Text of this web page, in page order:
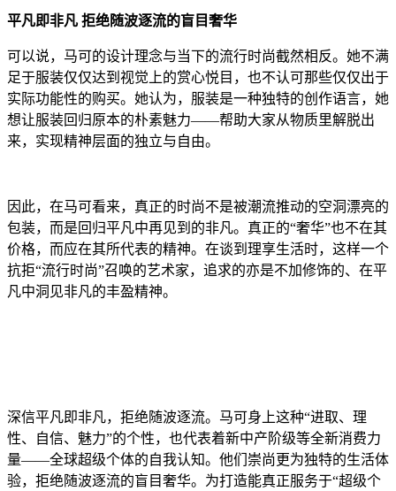
平凡即非凡 拒绝随波逐流的盲目奢华
可以说，马可的设计理念与当下的流行时尚截然相反。她不满
足于服装仅仅达到视觉上的赏心悦目，也不认可那些仅仅出于
实际功能性的购买。她认为，服装是一种独特的创作语言，她
想让服装回归原本的朴素魅力——帮助大家从物质里解脱出
来，实现精神层面的独立与自由。
因此，在马可看来，真正的时尚不是被潮流推动的空洞漂亮的
包装，而是回归平凡中再见到的非凡。真正的“奢华”也不在其
价格，而应在其所代表的精神。在谈到理享生活时，这样一个
抗拒“流行时尚”召唤的艺术家，追求的亦是不加修饰的、在平
凡中洞见非凡的丰盈精神。
深信平凡即非凡，拒绝随波逐流。马可身上这种“进取、理
性、自信、魅力”的个性，也代表着新中产阶级等全新消费力
量——全球超级个体的自我认知。他们崇尚更为独特的生活体
验，拒绝随波逐流的盲目奢华。为打造能真正服务于“超级个